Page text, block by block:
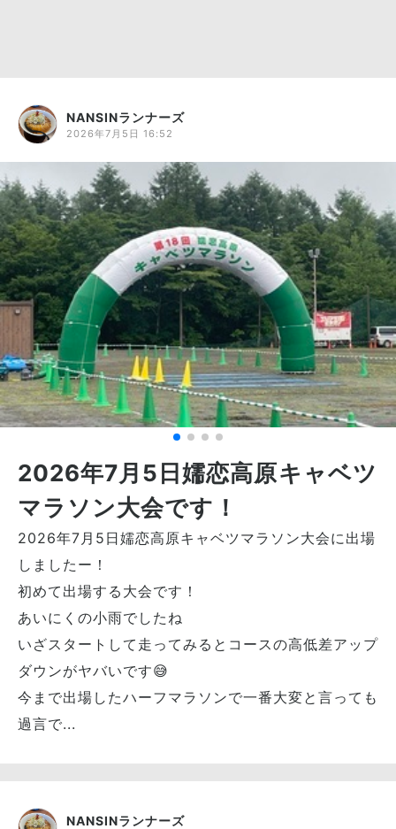
NANSINランナーズ
2026年7月5日 16:52
2026年7月5日嬬恋高原キャベツ
マラソン大会です！
2026年7月5日嬬恋高原キャベツマラソン大会に出場
しましたー！
初めて出場する大会です！
あいにくの小雨でしたね
いざスタートして走ってみるとコースの高低差アップ
ダウンがヤバいです😅
今まで出場したハーフマラソンで一番大変と言っても
過言で...
NANSINランナーズ